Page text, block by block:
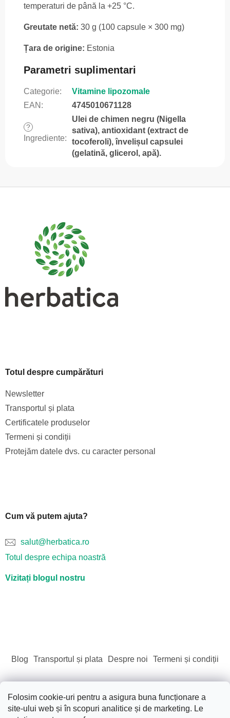
Folosim cookie-uri pentru a asigura buna funcționare a
site-ului web și în scopuri analitice și de marketing. Le
temperaturi de până la +25 °C.
Greutate netă: 30 g (100 capsule × 300 mg)
Țara de origine: Estonia
Parametri suplimentari
Categorie:
Vitamine lipozomale
EAN : 4745010671128
?
Ingrediente:
Ulei de chimen negru (Nigella
sativa), antioxidant (extract de
tocoferoli), învelișul capsulei
(gelatină, glicerol, apă).
Totul despre cumpărături
Newsletter
Transportul și plata
Certificatele produselor
Termeni și condiții
Protejăm datele dvs. cu caracter personal
Cum vă putem ajuta?
salut@herbatica.ro
Totul despre echipa noastră
Vizitați blogul nostru
Blog Transportul și plata Despre noi Termeni și condiții
Creat de Shoptet